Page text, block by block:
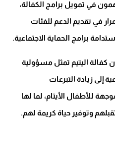
في تمويل برامج الكفالة،
في تقديم الدعم للفئات
برامج الحماية الاجتماعية.
أن كفالة اليتيم تمثل مسؤولية
إلى زيادة التبرعات
للأطفال الأيتام، لما لها
وتوفير حياة كريمة لهم.